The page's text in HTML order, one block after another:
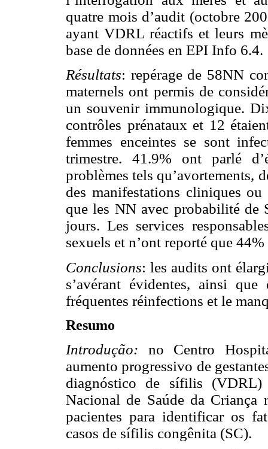
quatre mois d’audit (octobre
ayant VDRL réactifs et leurs
base de données en EPI Info 6.4.
Résultats: repérage de 58NN
maternels ont permis de
un souvenir immunologique.
contrôles prénataux et 12
femmes enceintes se sont
trimestre. 41.9% ont parlé
problèmes tels qu’avortements,
des manifestations cliniques
que les NN avec probabilité
jours. Les services
sexuels et n’ont reporté que 44%
Conclusions: les audits ont
s’avérant évidentes, ainsi
fréquentes réinfections et le
Resumo
Introdução:
no Centro
aumento progressivo de
diagnóstico de sífilis (VDRL)
Nacional de Saúde da Criança
pacientes para identificar os
casos de sífilis congênita (SC).